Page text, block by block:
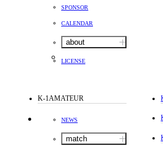
SPONSOR
CALENDAR
about
LICENSE
K-1AMATEUR
NEWS
match